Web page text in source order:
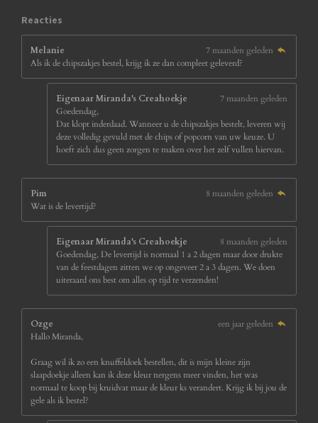
8
r
Reacties
Melanie
7 maanden geleden
Als ik de chipszakjes bestel, krijg ik ze dan compleet geleverd?
Eigenaar Miranda's Creahoekje
7 maanden geleden
Goedendag,
Dat klopt inderdaad. Wanneer u de chipszakjes bestelt, leveren wij
deze volledig gevuld met de chips of popcorn van uw keuze. U
hoeft zich dus geen zorgen te maken over het zelf vullen hiervan.
Pim
8 maanden geleden
Wat is de levertijd?
Eigenaar Miranda's Creahoekje
8 maanden geleden
Goedendag, De levertijd is normaal 1 a 2 dagen maar door drukte
van de feestdagen zitten we op ongeveer 2 a 3 dagen. We doen
uiteraard ons best om alles op tijd te verzenden!
Ozge
een jaar geleden
Hallo Miranda,
Graag wil ik zo een knuffeldoek bestellen, dit is mijn kleine zijn
slaapdoekje alleen kan ik deze kleur nergens meer vinden, het was
normaal te koop bij kruidvat maar de kleur ks verandert. Krijg ik bij jou de
gele als ik bestel?